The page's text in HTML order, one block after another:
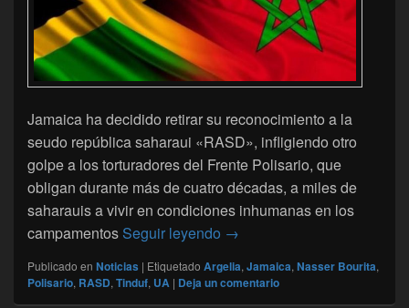
Jamaica ha decidido retirar su reconocimiento a la
seudo república saharaui «RASD», infligiendo otro
golpe a los torturadores del Frente Polisario, que
obligan durante más de cuatro décadas, a miles de
saharauis a vivir en condiciones inhumanas en los
campamentos Seguir leyendo Sáhara: Jamaica inflinge
→
Publicado en Noticias | Etiquetado Argelia, Jamaica, Nasser Bourita,
Polisario, RASD, Tinduf, UA | Deja un comentario